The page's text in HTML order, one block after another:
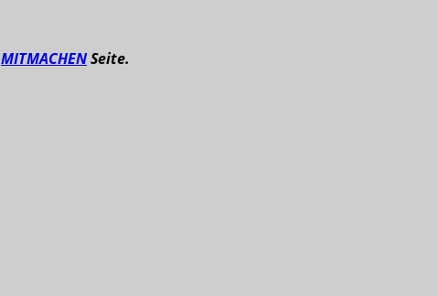
MITMACHENSeite.